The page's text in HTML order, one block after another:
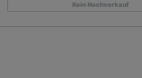
Kein Nachverkauf